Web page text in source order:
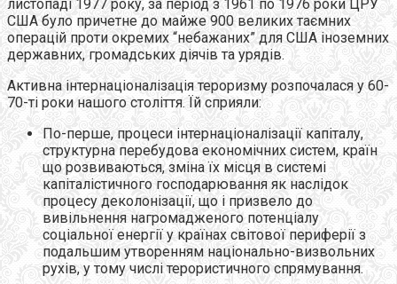
листопаді 1977 року, за період з 1961 по 1976 роки ЦРУ
США було причетне до майже 900 великих таємних
операцій проти окремих “небажаних” для США іноземних
державних, громадських діячів та урядів.
Активна інтернаціоналізація тероризму розпочалася у 60-
70-ті роки нашого століття. Їй сприяли:
По-перше, процеси інтернаціоналізації капіталу,
структурна перебудова економічних систем, країн
що розвиваються, зміна їх місця в системі
капіталістичного господарювання як наслідок
процесу деколонізації, що і призвело до
вивільнення нагромадженого потенціалу
соціальної енергії у країнах світової периферії з
подальшим утворенням національно-визвольних
рухів, у тому числі терористичного спрямування.